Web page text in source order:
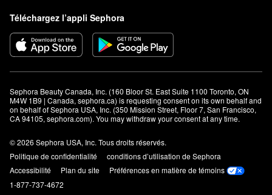
Téléchargez l’appli Sephora
Sephora Beauty Canada, Inc. (160 Bloor St. East Suite 1100 Toronto, ON
M4W 1B9 | Canada, sephora.ca) is requesting consent on its own behalf and
on behalf of Sephora USA, Inc. (350 Mission Street, Floor 7, San Francisco,
CA 94105, sephora.com). You may withdraw your consent at any time.
© 2026 Sephora USA, Inc. Tous droits réservés.
Politique de confidentialité
conditions d’utilisation de Sephora
Accessibilité
Plan du site
Préférences en matière de témoins
1-877-737-4672